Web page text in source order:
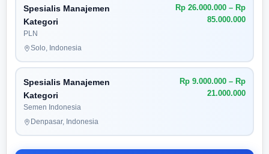
Spesialis Manajemen
Kategori
PLN
Rp 26.000.000 – Rp
85.000.000
Solo, Indonesia
Spesialis Manajemen
Kategori
Semen Indonesia
Rp 9.000.000 – Rp
21.000.000
Denpasar, Indonesia